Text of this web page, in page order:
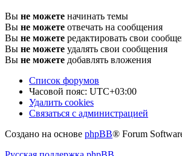
Вы не можете начинать темы
Вы не можете отвечать на сообщения
Вы не можете редактировать свои
Вы не можете удалять свои сообщения
Вы не можете добавлять вложения
Список форумов
Часовой пояс: UTC+03:00
Удалить cookies
Связаться с администрацией
Создано на основе phpBB® Forum